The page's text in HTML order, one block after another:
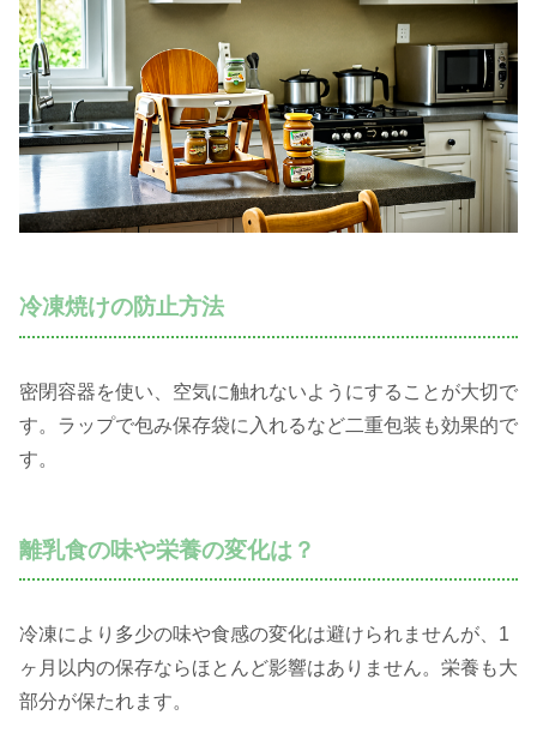
冷凍焼けの防止方法
密閉容器を使い、空気に触れないようにすることが大切で
す。ラップで包み保存袋に入れるなど二重包装も効果的で
す。
離乳食の味や栄養の変化は？
冷凍により多少の味や食感の変化は避けられませんが、1
ヶ月以内の保存ならほとんど影響はありません。栄養も大
部分が保たれます。